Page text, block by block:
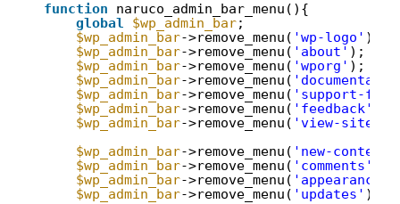
5
function
naruco_admin_bar_menu(){
global
$wp_admin_bar;
$wp_admin_bar->remove_menu( 'wp-logo' );
$wp_admin_bar->remove_menu( 'about' );
$wp_admin_bar->remove_menu( 'wporg' );
$wp_admin_bar->remove_menu(
$wp_admin_bar->remove_menu( 'support-
$wp_admin_bar->remove_menu( 'feedback'
$wp_admin_bar->remove_menu( 'view-site'
$wp_admin_bar->remove_menu( 'new-content'
$wp_admin_bar->remove_menu( 'comments'
$wp_admin_bar->remove_menu( 'appearance'
$wp_admin_bar->remove_menu( 'updates' );